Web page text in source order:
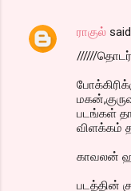
ராகுல்
//////
படங்கள்
விளக்கம்
காவலன்
படத்தின்